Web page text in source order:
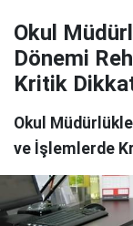
Okul
Dönemi
Kritik
Okul
ve İşlemlerde